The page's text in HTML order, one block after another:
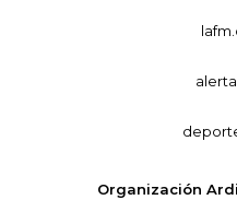
Organización